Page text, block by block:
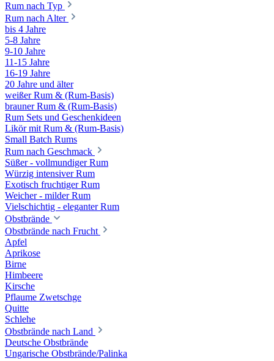
Rum nach Typ
Rum nach Alter
bis 4 Jahre
5-8 Jahre
9-10 Jahre
11-15 Jahre
16-19 Jahre
20 Jahre und älter
weißer Rum & (Rum-Basis)
brauner Rum & (Rum-Basis)
Rum Sets und Geschenkideen
Likör mit Rum & (Rum-Basis)
Small Batch Rums
Rum nach Geschmack
Süßer - vollmundiger Rum
Würzig intensiver Rum
Exotisch fruchtiger Rum
Weicher - milder Rum
Vielschichtig - eleganter Rum
Obstbrände
Obstbrände nach Frucht
Apfel
Aprikose
Birne
Himbeere
Kirsche
Pflaume Zwetschge
Quitte
Schlehe
Obstbrände nach Land
Deutsche Obstbrände
Ungarische Obstbrände/Palinka